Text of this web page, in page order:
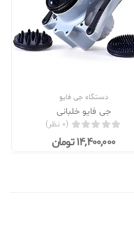
دستگاه جی فایو
جی فایو خلبانی
(0 نظر)
14,400,000 تومان